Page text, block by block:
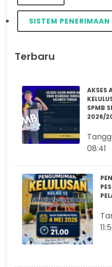
SISTEM
Terbaru
AKSES
SPMB
2026/
08:41